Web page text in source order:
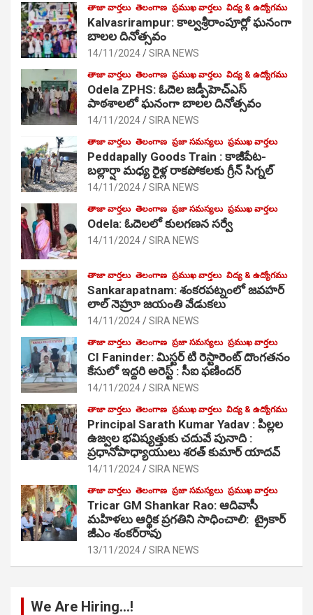
తాజా వార్తలు తెలంగాణ ప్రముఖ వార్తలు విద్య & ఉద్యోగము
Kalvasrirampur: కాల్వశ్రీరాంపూర్లో ఘనంగా
బాలల దినోత్సవం
14/11/2024 SIRA NEWS
తాజా వార్తలు తెలంగాణ ప్రముఖ వార్తలు విద్య & ఉద్యోగము
Odela ZPHS: ఓదెల జ‌డ్పీహెచ్ఎస్
పాఠ‌శాల‌లో ఘనంగా బాలల దినోత్సవం
14/11/2024 SIRA NEWS
తాజా వార్తలు తెలంగాణ ప్రజా సమస్యలు ప్రముఖ వార్తలు
Peddapally Goods Train : కాజీపేట-
బల్లార్షా మధ్య రైళ్ల రాకపోకలకు గ్రీన్ సిగ్నల్
14/11/2024 SIRA NEWS
తాజా వార్తలు తెలంగాణ ప్రజా సమస్యలు ప్రముఖ వార్తలు
Odela: ఓదెలలో కులగణన సర్వే
14/11/2024 SIRA NEWS
తాజా వార్తలు తెలంగాణ ప్రముఖ వార్తలు విద్య & ఉద్యోగము
Sankarapatnam: శంకరపట్నంలో జవహర్
లాల్ నెహ్రూ జయంతి వేడుకలు
14/11/2024 SIRA NEWS
తాజా వార్తలు తెలంగాణ ప్రజా సమస్యలు ప్రముఖ వార్తలు
CI Faninder: మిస్టర్ టి రెస్టారెంట్ దొంగతనం
కేసులో ఇద్దరి అరెస్ట్ : సీఐ ఫణిందర్
14/11/2024 SIRA NEWS
తాజా వార్తలు తెలంగాణ ప్రముఖ వార్తలు విద్య & ఉద్యోగము
Principal Sarath Kumar Yadav : పిల్లల
ఉజ్వల భవిష్యత్తుకు చదువే పునాది :
ప్రధానోపాధ్యాయులు శరత్ కుమార్ యాదవ్
14/11/2024 SIRA NEWS
తాజా వార్తలు తెలంగాణ ప్రజా సమస్యలు ప్రముఖ వార్తలు
Tricar GM Shankar Rao: ఆదివాసీ
మహిళలు ఆర్థిక ప్రగతిని సాధించాలి: ట్రైకార్
జీఎం శంకర్‌రావు
13/11/2024 SIRA NEWS
We Are Hiring…!